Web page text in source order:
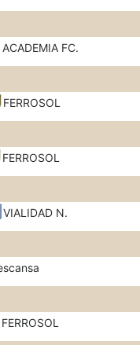
ACADEMIA FC.
FERROSOL
FERROSOL
VIALIDAD N.
FERROSOL